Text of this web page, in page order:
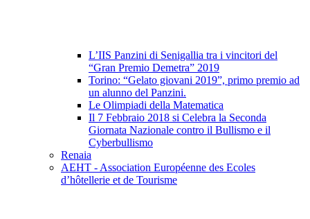
L’IIS Panzini di Senigallia tra i vincitori del
“Gran Premio Demetra” 2019
Torino: “Gelato giovani 2019”, primo premio ad
un alunno del Panzini.
Le Olimpiadi della Matematica
Il 7 Febbraio 2018 si Celebra la Seconda
Giornata Nazionale contro il Bullismo e il
Cyberbullismo
Renaia
AEHT - Association Européenne des Ecoles
d’hôtellerie et de Tourisme